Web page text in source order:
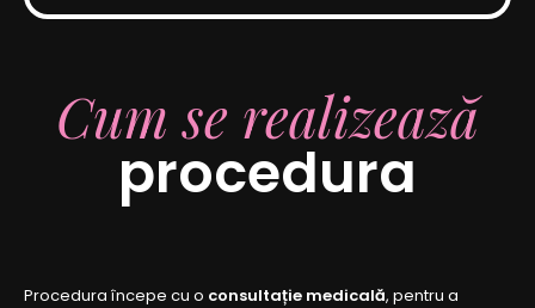
Cum se realizează
procedura
Procedura începe cu o consultație medicală, pentru a